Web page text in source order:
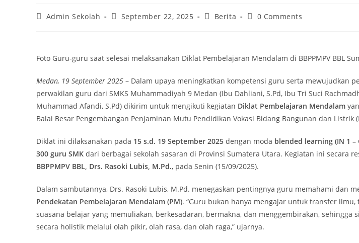
PostAdmin Sekolah
PostSeptember 22, 2025
PostBerita
Post0 Comments
Foto Guru-guru saat selesai melaksanakan Diklat Pembelajaran Mendalam di BBPPMPV BBL
Medan, 19 September 2025 – Dalam upaya meningkatkan kompetensi guru serta mewujudkan
perwakilan guru dari SMKS Muhammadiyah 9 Medan (Ibu Dahliani, S.Pd, Ibu Tri Suci
Muhammad Afandi, S.Pd) dikirim untuk mengikuti kegiatan Diklat Pembelajaran Mendalam
Balai Besar Pengembangan Penjaminan Mutu Pendidikan Vokasi Bidang Bangunan dan Listrik
Diklat ini dilaksanakan pada 15 s.d. 19 September 2025 dengan moda blended learning (IN 1 –
300 guru SMK dari berbagai sekolah sasaran di Provinsi Sumatera Utara. Kegiatan ini secara
BBPPMPV BBL, Drs. Rasoki Lubis, M.Pd., pada Senin (15/09/2025).
Dalam sambutannya, Drs. Rasoki Lubis, M.Pd. menegaskan pentingnya guru memahami dan
Pendekatan Pembelajaran Mendalam (PM). “Guru bukan hanya mengajar untuk transfer
suasana belajar yang memuliakan, berkesadaran, bermakna, dan menggembirakan, sehingga
secara holistik melalui olah pikir, olah rasa, dan olah raga,” ujarnya.